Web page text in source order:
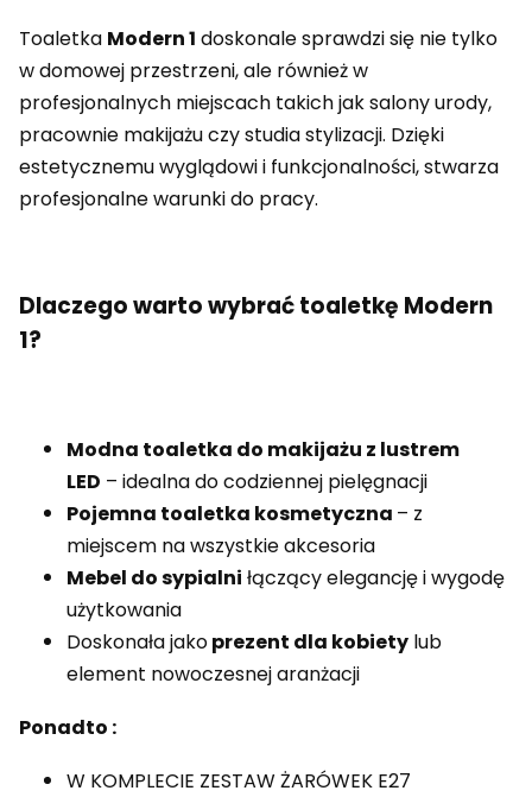
Toaletka Modern 1 doskonale sprawdzi się nie tylko
w domowej przestrzeni, ale również w
profesjonalnych miejscach takich jak salony urody,
pracownie makijażu czy studia stylizacji. Dzięki
estetycznemu wyglądowi i funkcjonalności, stwarza
profesjonalne warunki do pracy.
Dlaczego warto wybrać toaletkę Modern
1?
Modna toaletka do makijażu z lustrem
LED – idealna do codziennej pielęgnacji
Pojemna toaletka kosmetyczna – z
miejscem na wszystkie akcesoria
Mebel do sypialni łączący elegancję i wygodę
użytkowania
Doskonała jakoprezent dla kobiety lub
element nowoczesnej aranżacji
Ponadto :
W KOMPLECIE ZESTAW ŻARÓWEK E27